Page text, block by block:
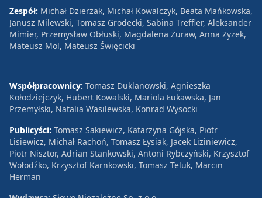
Zespół: Michał Dzierżak, Michał Kowalczyk, Beata Mańkowska,
Janusz Milewski, Tomasz Grodecki, Sabina Treffler, Aleksander
Mimier, Przemysław Obłuski, Magdalena Żuraw, Anna Zyzek,
Mateusz Mol, Mateusz Święcicki
Współpracownicy: Tomasz Duklanowski, Agnieszka
Kołodziejczyk, Hubert Kowalski, Mariola Łukawska, Jan
Przemyłski, Natalia Wasilewska, Konrad Wysocki
Publicyści: Tomasz Sakiewicz, Katarzyna Gójska, Piotr
Lisiewicz, Michał Rachoń, Tomasz Łysiak, Jacek Liziniewicz,
Piotr Nisztor, Adrian Stankowski, Antoni Rybczyński, Krzysztof
Wołodźko, Krzysztof Karnkowski, Tomasz Teluk, Marcin
Herman